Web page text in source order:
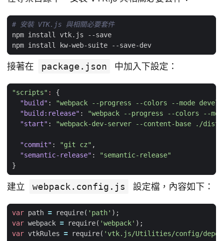
# 安裝 VTK.js 與相關必要套件
接著在 package.json 中加入下設定：
"scripts" :
{
"build" :
"webpack --progress --colors --mode
"build:release" :
"webpack --progress --colors --
"start" : "webpack-dev-server --content-base ./dist"
"commit" : "git cz" ,
"semantic-release" :
"semantic-release"
}
建立 webpack.config.js 設定檔，內容如下：
var path = require( 'path' );
var webpack = require( 'webpack' );
var vtkRules = require( 'vtk.js/Utilities/config/